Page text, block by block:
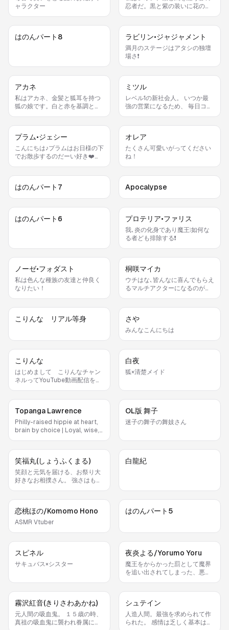
ャラクター
忍者だ。黒と紫の装いに花の模
から飛び出すのが私の癖だ。
はのんパート8 ラビリン•ジャジャメント
満月のステージはアタシの独壇
場さ❗️
アカネ
私はアカネ、金髪と狐耳を持つ
狐の娘です。白と赤を基調とし
を触ってしまうのが私のちょっ
とした癖です。
ミツル
レベル1の新社会人。 いつか最
強の営業になるため、 毎日コツ
プラム•ジェシー
こんにちは♪プラムはお日様の下
でお散歩するのだーい好き❤️あ
オレア
たくさん可愛いがってください
ね！
はのんパート7 Apocalypse
はのんパート6 プロテリア•ファリス
我､炎の化身であり魔王❕如何な
る者ども排除する❗️
ノーゼ•フォダスト
私は色んな種族の友達と仲良く
なりたい！
桐咲マイカ
ウチはな､皆んなに喜んでもらえ
るマルチアクターになるのが夢
こりんな リアル等身 さや
みんなこんにちは
こりんな
はじめまして こりんなチャン
ネルってYouTube動画配信をし
白夜
狐×清楚メイド
Topanga Lawrence
Philly-raised hippie at heart,
brain by choice | Loyal, wise,
OL版 舞子
迷子の舞子の舞妓さん
笑福丸(しょうふくまる)
笑顔と元気を届ける、お祭り大
好きなお相撲さん。 強さはもち
で笑って、困っている人がいた
ら真っ先に助けに行く。 得意技
も笑顔で、「どすこーい！」
白龍紀
恋桃ほの/Komomo Hono
ASMR Vtuber
はのんパート5
スピネル
サキュバス×シスター
夜炎よる/Yorumo Yoru
魔王をからかった罰として魔界
を追い出されてしまった、悪魔
この世界ではJKを自称するが、
「あくまで悪魔」であることにこ
だわりがあるらしい。
霧沢紅音(きりさわあかね)
元人間の吸血鬼。 １５歳の時、
真祖の吸血鬼に襲われ眷属にな
シュテイン
人造人間。最強を求められて作
られた。 感情は乏しく基本は無